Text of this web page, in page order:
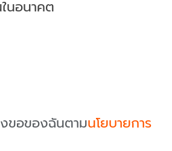
นอนาคต
ขอของฉันตามนโยบายการ